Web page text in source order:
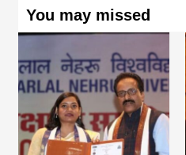
You may missed